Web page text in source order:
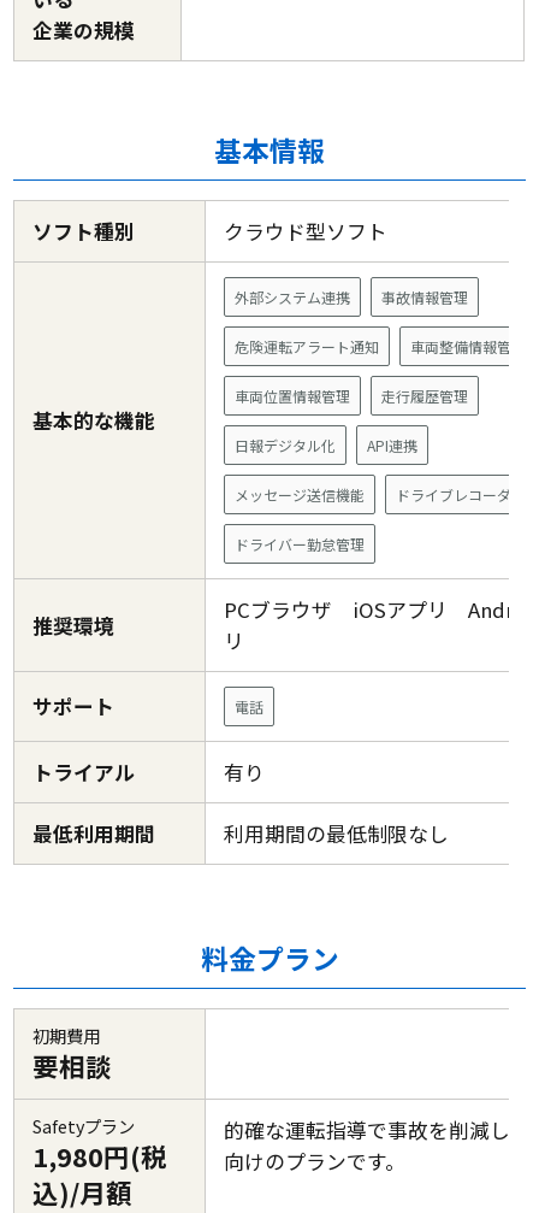
企業の規模
基本情報
ソフト種別 クラウド型ソフト
基本的な機能
外部システム連携 事故情報管理
危険運転アラート通知 車両整備情報管理
車両位置情報管理 走行履歴管理
日報デジタル化 API連携
メッセージ送信機能 ドライブレコーダー
ドライバー勤怠管理
推奨環境
PCブラウザ iOSアプリ
リ
サポート 電話
トライアル 有り
最低利用期間 利用期間の最低制限なし
料金プラン
初期費用
要相談
Safetyプラン
1,980円(税
込)/月額
的確な運転指導で事故を削減した
向けのプランです。